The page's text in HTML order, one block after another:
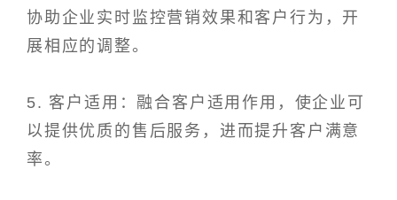
协助企业实时监控营销效果和客户行为，开
展相应的调整。
5. 客户适用：融合客户适用作用，使企业可
以提供优质的售后服务，进而提升客户满意
率。